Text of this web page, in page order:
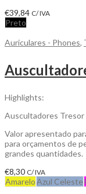
€39,84 C/ IVA
Preto
Auriculares - Phones,
Highlights:
Auscultadores Tresor
Valor apresentado
para orçamentos de
grandes quantidades.
€8,30 C/ IVA
AmareloAzul Celeste